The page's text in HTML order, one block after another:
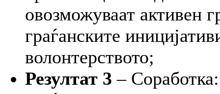
овозможуваат активен
граѓанските
волонтерството;
Резултат 3 –